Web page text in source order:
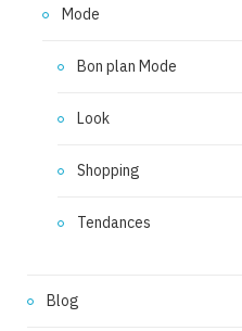
Mode
Bon plan Mode
Look
Shopping
Tendances
Blog